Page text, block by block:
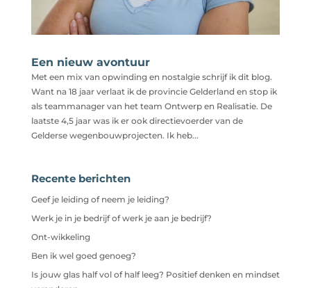
Een nieuw avontuur
Met een mix van opwinding en nostalgie schrijf ik dit blog.
Want na 18 jaar verlaat ik de provincie Gelderland en stop ik
als teammanager van het team Ontwerp en Realisatie. De
laatste 4,5 jaar was ik er ook directievoerder van de
Gelderse wegenbouwprojecten. Ik heb...
Recente berichten
Geef je leiding of neem je leiding?
Werk je in je bedrijf of werk je aan je bedrijf?
Ont-wikkeling
Ben ik wel goed genoeg?
Is jouw glas half vol of half leeg? Positief denken en mindset